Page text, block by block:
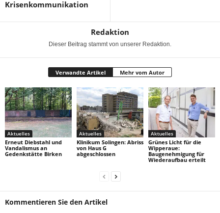
Krisenkommunikation
Redaktion
Dieser Beitrag stammt von unserer Redaktion.
Verwandte Artikel Mehr vom Autor
Aktuelles
Erneut Diebstahl und
Vandalismus an
Gedenkstätte Birken
Aktuelles
Klinikum Solingen: Abriss
von Haus G
abgeschlossen
Aktuelles
Grünes Licht für die
Wipperaue:
Baugenehmigung für
Wiederaufbau erteilt
Kommentieren Sie den Artikel